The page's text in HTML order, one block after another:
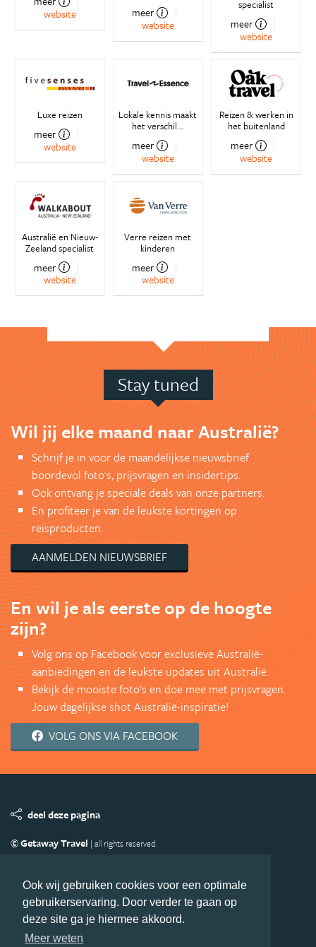
Ook wij gebruiken cookies voor een optimale
gebruikerservaring. Door verder te gaan op
deze site ga je hiermee akkoord.
Meer weten
website
meer
website
specialist
meer
website
Luxe reizen
meer
website
Lokale kennis maakt
het verschil...
meer
website
Reizen & werken in
het buitenland
meer
website
Australië en Nieuw-
Zeeland specialist
meer
website
Verre reizen met
kinderen
meer
website
Stay tuned
Wil jij elke maand naar Australië?
Schrijf je in voor de maandelijkse nieuwsbrief
boordevol foto's, prijsvragen en insidertips.
Ook ontvang je speciale deals van onze partners.
En profiteer je van de leukste kortingen op
reisproducten.
AANMELDEN NIEUWSBRIEF
En wil je als eerste op de hoogte
zijn?
Volg ons op Facebook voor exclusieve Australië-
aanbiedingen en de leukste updates uit Australië.
Bekijk de mooiste foto's en doe mee met prijsvragen.
Jouw dagelijkse shot Australië-inspiratie!
VOLG ONS VIA FACEBOOK
deel deze pagina
© Getaway Travel | all rights reserved
Copyright
Privacy statement Disclaimer
Cookies
Volg Australie.nl
Nieuwsbrief
Facebook